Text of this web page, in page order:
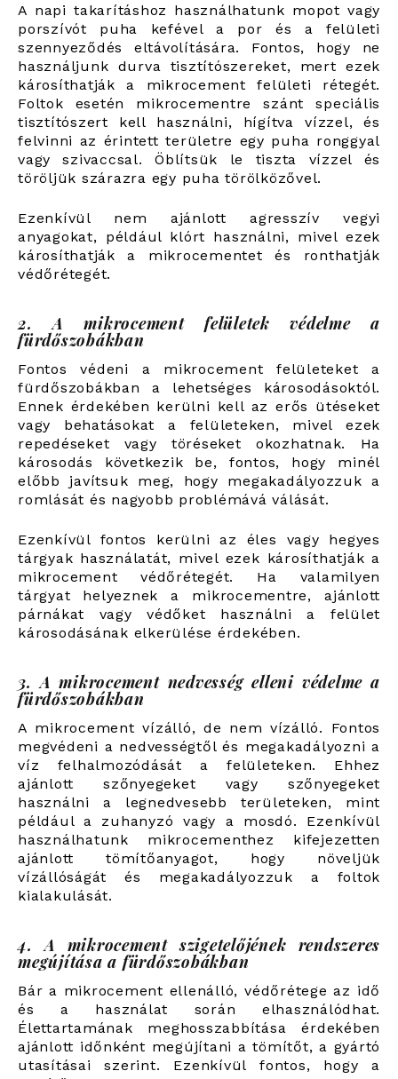
A napi takarításhoz használhatunk mopot vagy
porszívót puha kefével a por és a felületi
szennyeződés eltávolítására. Fontos, hogy ne
használjunk durva tisztítószereket, mert ezek
károsíthatják a mikrocement felületi rétegét.
Foltok esetén mikrocementre szánt speciális
tisztítószert kell használni, hígítva vízzel, és
felvinni az érintett területre egy puha ronggyal
vagy szivaccsal. Öblítsük le tiszta vízzel és
töröljük szárazra egy puha törölközővel.
Ezenkívül nem ajánlott agresszív vegyi
anyagokat, például klórt használni, mivel ezek
károsíthatják a mikrocementet és ronthatják
védőrétegét.
2. A mikrocement felületek védelme a
fürdőszobákban
Fontos védeni a mikrocement felületeket a
fürdőszobákban a lehetséges károsodásoktól.
Ennek érdekében kerülni kell az erős ütéseket
vagy behatásokat a felületeken, mivel ezek
repedéseket vagy töréseket okozhatnak. Ha
károsodás következik be, fontos, hogy minél
előbb javítsuk meg, hogy megakadályozzuk a
romlását és nagyobb problémává válását.
Ezenkívül fontos kerülni az éles vagy hegyes
tárgyak használatát, mivel ezek károsíthatják a
mikrocement védőrétegét. Ha valamilyen
tárgyat helyeznek a mikrocementre, ajánlott
párnákat vagy védőket használni a felület
károsodásának elkerülése érdekében.
3. A mikrocement nedvesség elleni védelme a
fürdőszobákban
A mikrocement vízálló, de nem vízálló. Fontos
megvédeni a nedvességtől és megakadályozni a
víz felhalmozódását a felületeken. Ehhez
ajánlott szőnyegeket vagy szőnyegeket
használni a legnedvesebb területeken, mint
például a zuhanyzó vagy a mosdó. Ezenkívül
használhatunk mikrocementhez kifejezetten
ajánlott tömítőanyagot, hogy növeljük
vízállóságát és megakadályozzuk a foltok
kialakulását.
4. A mikrocement szigetelőjének rendszeres
megújítása a fürdőszobákban
Bár a mikrocement ellenálló, védőrétege az idő
és a használat során elhasználódhat.
Élettartamának meghosszabbítása érdekében
ajánlott időnként megújítani a tömítőt, a gyártó
utasításai szerint. Ezenkívül fontos, hogy a